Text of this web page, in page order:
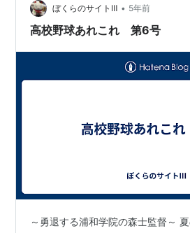
えたパラリンピックの話しではなく
開幕している第103回全国高等学校
ぼくらのサイトⅢ • 5年前
高校野球あれこれ 第6号
～勇退する浦和学院の森士監督～